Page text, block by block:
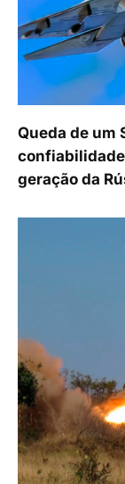
Queda de um
geração da